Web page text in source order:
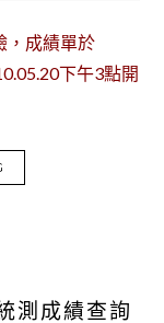
，成績單於
下午3點開
測成績查詢